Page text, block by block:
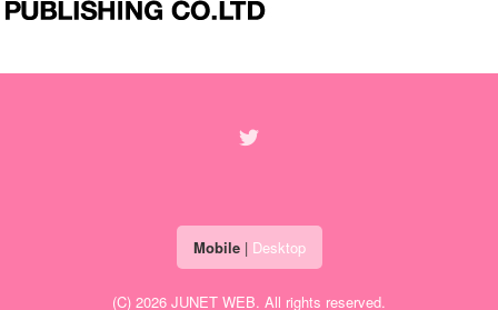
Mobile| Desktop
(C) 2026 JUNET WEB. All rights reserved.